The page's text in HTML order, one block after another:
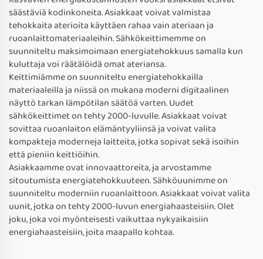
säästäviä kodinkoneita. Asiakkaat voivat valmistaa
tehokkaita aterioita käyttäen rahaa vain ateriaan ja
ruoanlaittomateriaaleihin. Sähkökeittimemme on
suunniteltu maksimoimaan energiatehokkuus samalla kun
kuluttaja voi räätälöidä omat ateriansa.
Keittimiämme on suunniteltu energiatehokkailla
materiaaleilla ja niissä on mukana moderni digitaalinen
näyttö tarkan lämpötilan säätöä varten. Uudet
sähkökeittimet on tehty 2000-luvulle. Asiakkaat voivat
sovittaa ruoanlaiton elämäntyyliinsä ja voivat valita
kompakteja moderneja laitteita, jotka sopivat sekä isoihin
että pieniin keittiöihin.
Asiakkaamme ovat innovaattoreita, ja arvostamme
sitoutumista energiatehokkuuteen. Sähköuunimme on
suunniteltu moderniin ruoanlaittoon. Asiakkaat voivat valita
uunit, jotka on tehty 2000-luvun energiahaasteisiin. Olet
joku, joka voi myönteisesti vaikuttaa nykyaikaisiin
energiahaasteisiin, joita maapallo kohtaa.